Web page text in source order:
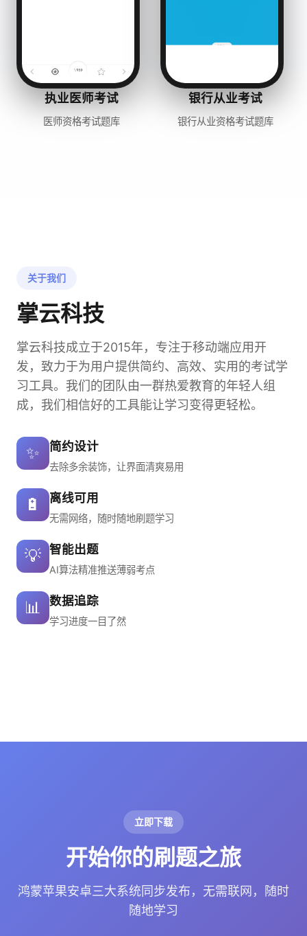
执业医师考试
医师资格考试题库
银行从业考试
银行从业资格考试题库
关于我们
掌云科技
掌云科技成立于2015年，专注于移动端应用开
发，致力于为用户提供简约、高效、实用的考试学
习工具。我们的团队由一群热爱教育的年轻人组
成，我们相信好的工具能让学习变得更轻松。
✨ 简约设计
去除多余装饰，让界面清爽易用
🔋 离线可用
无需网络，随时随地刷题学习
💡 智能出题
AI算法精准推送薄弱考点
📊 数据追踪
学习进度一目了然
立即下载
开始你的刷题之旅
鸿蒙苹果安卓三大系统同步发布，无需联网，随时
随地学习